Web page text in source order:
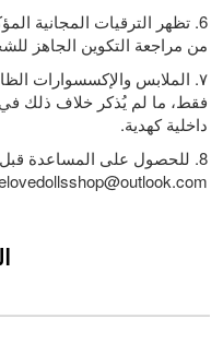
6. تظهر الترقيات المجانية
من مراجعة التكوين الجاهز
٧. الملابس والإكسسوارات
فقط، ما لم يُذكر خلاف ذلك
داخلية كهدية.
8. للحصول على المساعدة قبل الطلب، اتصل بـ